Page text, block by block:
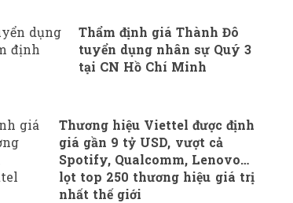
Thẩm định giá Thành Đô
tuyển dụng nhân sự Quý 3
tại CN Hồ Chí Minh
Thương hiệu Viettel được định
giá gần 9 tỷ USD, vượt cả
Spotify, Qualcomm, Lenovo…
lọt top 250 thương hiệu giá trị
nhất thế giới